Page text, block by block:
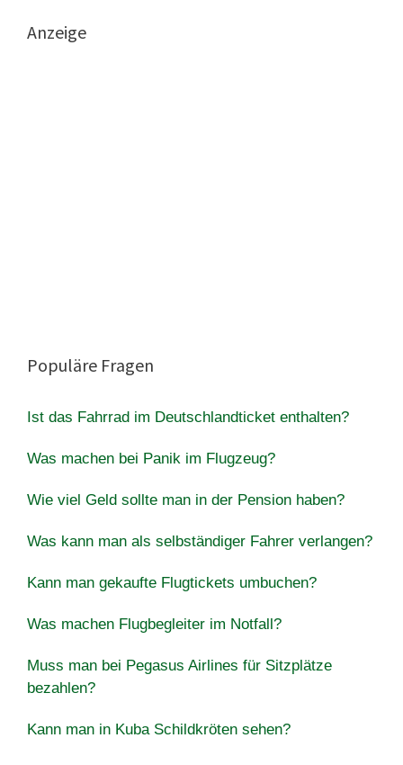
Anzeige
Populäre Fragen
Ist das Fahrrad im Deutschlandticket enthalten?
Was machen bei Panik im Flugzeug?
Wie viel Geld sollte man in der Pension haben?
Was kann man als selbständiger Fahrer verlangen?
Kann man gekaufte Flugtickets umbuchen?
Was machen Flugbegleiter im Notfall?
Muss man bei Pegasus Airlines für Sitzplätze
bezahlen?
Kann man in Kuba Schildkröten sehen?